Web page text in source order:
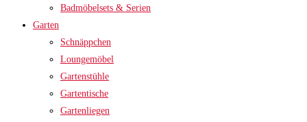
Badmöbelsets & Serien
Garten
Schnäppchen
Loungemöbel
Gartenstühle
Gartentische
Gartenliegen